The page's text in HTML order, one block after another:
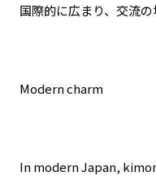
国際的に広まり、交流の
Modern charm
In modern Japan,